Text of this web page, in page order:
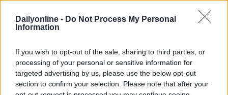
Dailyonline - Do Not Process My Personal
Information
If you wish to opt-out of the sale, sharing to third parties, or
processing of your personal or sensitive information for
targeted advertising by us, please use the below opt-out
section to confirm your selection. Please note that after your
di engagement. Le nostre collaborazioni si fondano su
tre pilastri: esperienze immediate con conversioni
dell’esperienza che permette di portarsene un ‘pezzo’ a
casa». Un approccio che rende ogni partnership un
asset di valore, capace di nobilitare il legame tra brand
e creator.